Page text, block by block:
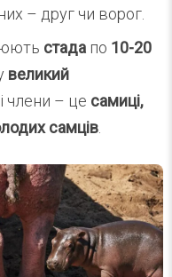
– друг чи ворог.
стада по 10-20
великий
члени – це самиці,
самців